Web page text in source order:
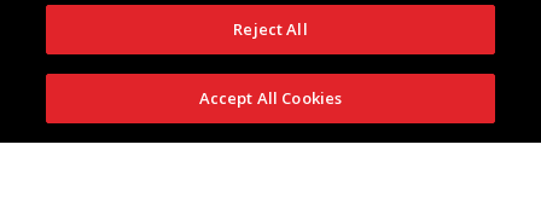
Contatti
Takeda Italia
Reject All
Accept All Cookies